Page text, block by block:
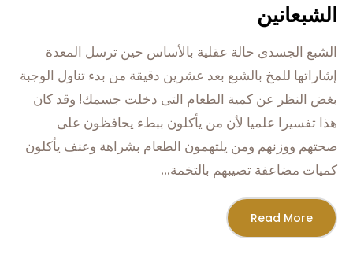
الشبعانين
الشبع الجسدى حالة عقلية بالأساس حين ترسل المعدة
إشاراتها للمخ بالشبع بعد عشرين دقيقة من بدء تناول الوجبة
بغض النظر عن كمية الطعام التى دخلت جسمك! وقد كان
هذا تفسيرا علميا لأن من يأكلون ببطء يحافظون على
صحتهم ووزنهم ومن يلتهمون الطعام بشراهة وعنف يأكلون
كميات مضاعفة تصيبهم بالتخمة...
Read More